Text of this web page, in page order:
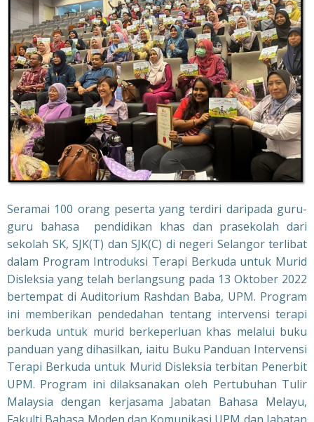
Seramai 100 orang peserta yang terdiri daripada guru-
guru bahasa pendidikan khas dan prasekolah dari
sekolah SK, SJK(T) dan SJK(C) di negeri Selangor terlibat
dalam Program Introduksi Terapi Berkuda untuk Murid
Disleksia yang telah berlangsung pada 13 Oktober 2022
bertempat di Auditorium Rashdan Baba, UPM. Program
ini memberikan pendedahan tentang intervensi terapi
berkuda untuk murid berkeperluan khas melalui buku
panduan yang dihasilkan, iaitu Buku Panduan Intervensi
Terapi Berkuda untuk Murid Disleksia terbitan Penerbit
UPM. Program ini dilaksanakan oleh Pertubuhan Tulir
Malaysia dengan kerjasama Jabatan Bahasa Melayu,